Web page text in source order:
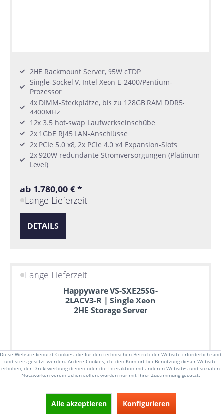
2HE Rackmount Server, 95W cTDP
Single-Sockel V, Intel Xeon E-2400/Pentium-
Prozessor
4x DIMM-Steckplätze, bis zu 128GB RAM DDR5-
4400MHz
12x 3.5 hot-swap Laufwerkseinschübe
2x 1GbE RJ45 LAN-Anschlüsse
2x PCIe 5.0 x8, 2x PCIe 4.0 x4 Expansion-Slots
2x 920W redundante Stromversorgungen (Platinum
Level)
ab 1.780,00 € *
Lange Lieferzeit
DETAILS
Lange Lieferzeit
Happyware VS-SXE25SG-
2LACV3-R | Single Xeon
2HE Storage Server
Diese Website benutzt Cookies, die für den technischen Betrieb der Website erforderlich sind
und stets gesetzt werden. Andere Cookies, die den Komfort bei Benutzung dieser Website
erhöhen, der Direktwerbung dienen oder die Interaktion mit anderen Websites und sozialen
Netzwerken vereinfachen sollen, werden nur mit Ihrer Zustimmung gesetzt.
Alle akzeptieren Konfigurieren